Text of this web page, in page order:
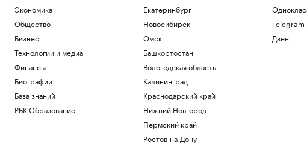
Экономика
Общество
Бизнес
Технологии и медиа
Финансы
Биографии
База знаний
РБК Образование
Екатеринбург
Новосибирск
Омск
Башкортостан
Вологодская область
Калининград
Краснодарский край
Нижний Новгород
Пермский край
Ростов-на-Дону
Telegram
Дзен